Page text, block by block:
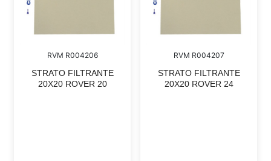
RVM R004206
STRATO FILTRANTE
20X20 ROVER 20
RVM R004207
STRATO FILTRANTE
20X20 ROVER 24